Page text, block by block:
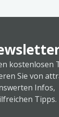
kostenlosen
Sie von
Infos,
Tipps.